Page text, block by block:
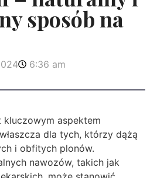
sposób na
6:36 am
kluczowym aspektem
dla tych, którzy dążą
i obfitych plonów.
nawozów, takich jak